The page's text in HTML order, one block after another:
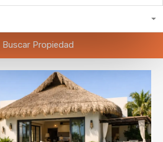
Buscar Propiedad